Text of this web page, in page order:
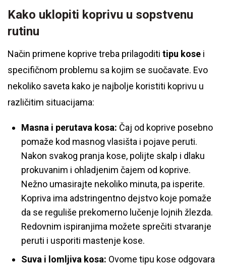
Kako uklopiti koprivu u sopstvenu
rutinu
Način primene koprive treba prilagoditi tipu kose i
specifičnom problemu sa kojim se suočavate. Evo
nekoliko saveta kako je najbolje koristiti koprivu u
različitim situacijama:
Masna i perutava kosa: Čaj od koprive posebno
pomaže kod masnog vlasišta i pojave peruti.
Nakon svakog pranja kose, polijte skalp i dlaku
prokuvanim i ohladjenim čajem od koprive.
Nežno umasirajte nekoliko minuta, pa isperite.
Kopriva ima adstringentno dejstvo koje pomaže
da se reguliše prekomerno lučenje lojnih žlezda.
Redovnim ispiranjima možete sprečiti stvaranje
peruti i usporiti mastenje kose.
Suva i lomljiva kosa: Ovome tipu kose odgovara